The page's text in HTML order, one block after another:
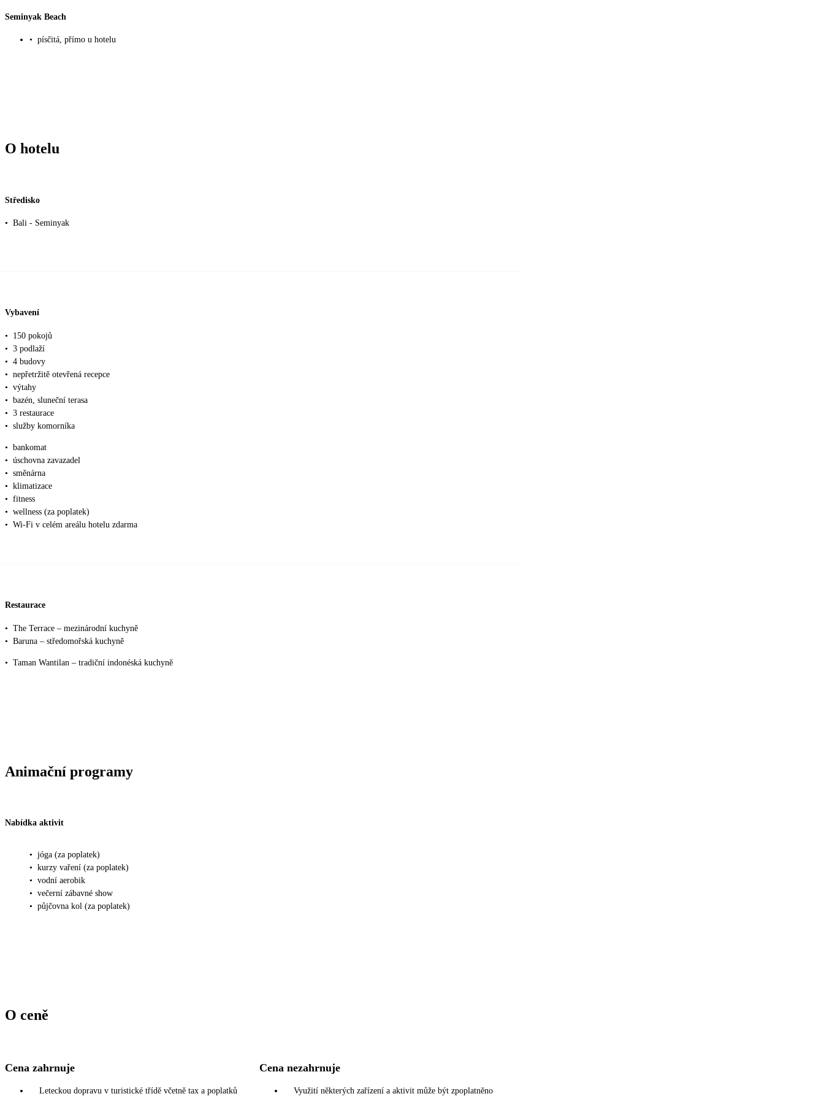
Seminyak Beach
• písčitá, přímo u hotelu
O hotelu
Středisko
• Bali - Seminyak
Vybavení
•
150 pokojů
• 3 podlaží
• 4 budovy
• nepřetržitě otevřená recepce
• výtahy
• bazén, sluneční terasa
• 3 restaurace
• služby komorníka
• bankomat
• úschovna zavazadel
• směnárna
• klimatizace
• fitness
• wellness (za poplatek)
• Wi‑Fi v celém areálu hotelu zdarma
Restaurace
• The Terrace – mezinárodní kuchyně
• Baruna – středomořská kuchyně
• Taman Wantilan – tradiční indonéská kuchyně
Animační programy
Nabídka aktivit
• jóga (za poplatek)
• kurzy vaření (za poplatek)
• vodní aerobik
• večerní zábavné show
• půjčovna kol (za poplatek)
O ceně
Cena zahrnuje
Leteckou dopravu v turistické třídě včetně tax a poplatků
Cena nezahrnuje
Využití některých zařízení a aktivit může být zpoplatněno